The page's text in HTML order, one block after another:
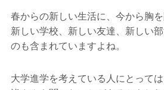
春からの新しい生活に、今から胸
新しい学校、新しい友達、新しい
のも含まれていますよね。
大学進学を考えている人にとって